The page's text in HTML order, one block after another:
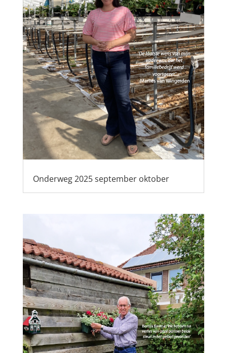
Onderweg 2025 september oktober